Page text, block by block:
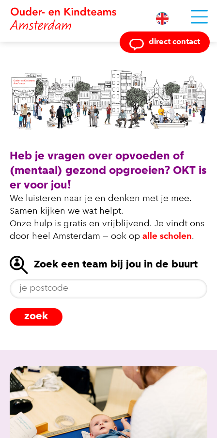
Powered by
direct contact
Heb je vragen over opvoeden of
(mentaal) gezond opgroeien? OKT is
er voor jou!
We luisteren naar je en denken met je mee.
Samen kijken we wat helpt.
Onze hulp is gratis en vrijblijvend. Je vindt ons
door heel Amsterdam – ook op alle scholen.
Zoek een team bij jou in de buurt